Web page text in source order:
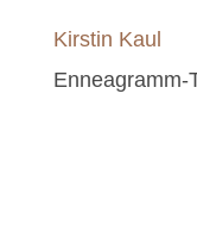
Kirstin Kaul
Enneagramm-